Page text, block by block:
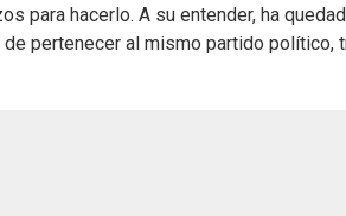
para hacerlo. A su entender, ha
pertenecer al mismo partido político,